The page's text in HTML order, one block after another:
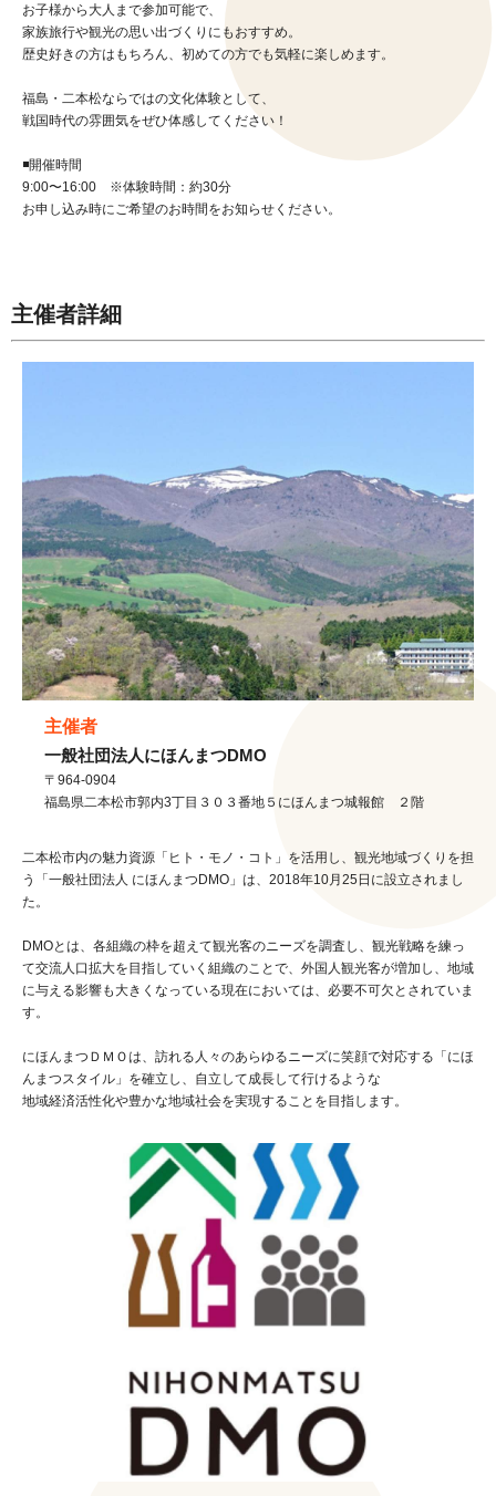
お子様から大人まで参加可能で、
家族旅行や観光の思い出づくりにもおすすめ。
歴史好きの方はもちろん、初めての方でも気軽に楽しめます。
福島・二本松ならではの文化体験として、
戦国時代の雰囲気をぜひ体感してください！
◾️開催時間
9:00〜16:00 ※体験時間：約30分
お申し込み時にご希望のお時間をお知らせください。
主催者詳細
主催者
一般社団法人にほんまつDMO
〒964-0904
福島県二本松市郭内3丁目３０３番地５にほんまつ城報館 ２階
二本松市内の魅力資源「ヒト・モノ・コト」を活用し、観光地域づくりを担
う「一般社団法人 にほんまつDMO」は、2018年10月25日に設立されまし
た。
DMOとは、各組織の枠を超えて観光客のニーズを調査し、観光戦略を練っ
て交流人口拡大を目指していく組織のことで、外国人観光客が増加し、地域
に与える影響も大きくなっている現在においては、必要不可欠とされていま
す。
にほんまつＤＭＯは、訪れる人々のあらゆるニーズに笑顔で対応する「にほ
んまつスタイル」を確立し、自立して成長して行けるような
地域経済活性化や豊かな地域社会を実現することを目指します。